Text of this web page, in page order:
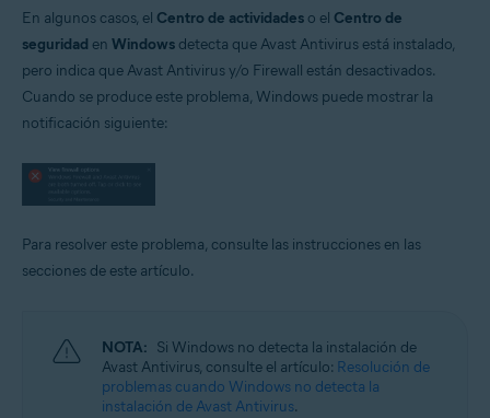
Productos:
Avast Premium Security 22.x para Windows
Sistemas operativos:
Premium/Professional/Enterprise/Ultimate - Service Pack 1 con
Convenient Rollup Update, 32 o 64 bits
En algunos casos, el Centro de actividades o el Centro de
seguridad en Windows detecta que Avast Antivirus está instalado,
pero indica que Avast Antivirus y/o Firewall están desactivados.
Cuando se produce este problema, Windows puede mostrar la
notificación siguiente:
Para resolver este problema, consulte las instrucciones en las
secciones de este artículo.
NOTA: Si Windows no detecta la instalación de
Avast Antivirus, consulte el artículo: Resolución de
problemas cuando Windows no detecta la
instalación de Avast Antivirus.